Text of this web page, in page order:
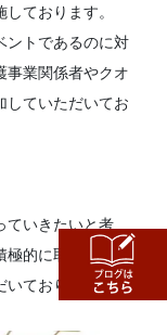
ております。
ントであるのに対
事業関係者やクオ
していただいてお
ていきたいと考
極的に取り上げ、
いております。